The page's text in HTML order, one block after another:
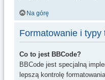
Na górę
Formatowanie i typy
Co to jest BBCode?
BBCode jest specjalną
lepszą kontrolę